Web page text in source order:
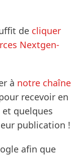
de cliquer
Nextgen-
à notre chaîne
recevoir en
quelques
publication !
afin que